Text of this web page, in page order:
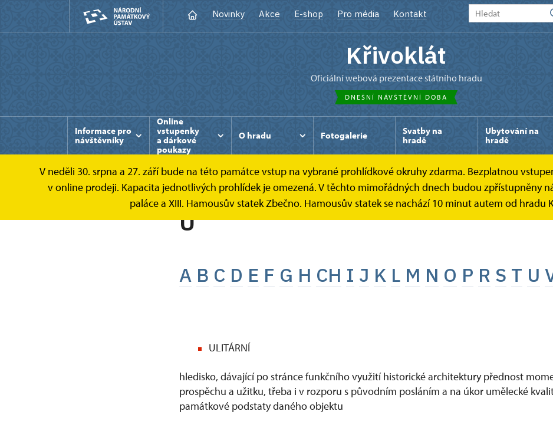
Novinky Akce E-shop Pro média Kontakt
Křivoklát
oficiální webová prezentace státního hradu
DNEŠNÍ NÁVŠTĚVNÍ DOBA
Informace pro
návštěvníky
Online
vstupenky
a dárkové
poukazy
O hradu Fotogalerie
Svatby na
hradě
Ubytování na
hradě
V neděli 30. srpna a 27. září bude na této památce vstup na vybrané prohlídkové okruhy zdarma. Bezplatnou
v online prodeji. Kapacita jednotlivých prohlídek je omezená. V těchto mimořádných dnech budou zpřístupněny
paláce a XIII. Hamousův statek Zbečno. Hamousův statek se nachází 10 minut autem od hradu
U
A B C D E F G H CH I J K L M N O P R S T U
ULITÁRNÍ
hledisko, dávající po stránce funkčního využití historické architektury přednost
prospěchu a užitku, třeba i v rozporu s původním posláním a na úkor umělecké
památkové podstaty daného objektu